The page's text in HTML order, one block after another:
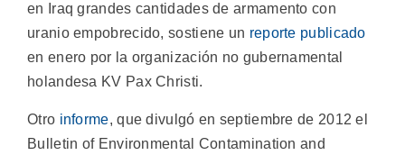
en Iraq grandes cantidades de armamento con
uranio empobrecido, sostiene un reporte publicado
en enero por la organización no gubernamental
holandesa KV Pax Christi.
Otro informe, que divulgó en septiembre de 2012 el
Bulletin of Environmental Contamination and